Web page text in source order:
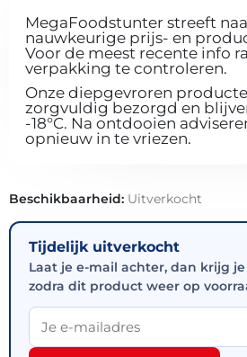
MegaFoodstunter streeft
nauwkeurige prijs- en
Voor de meest recente info
verpakking te controleren.
Onze diepgevroren
zorgvuldig bezorgd en
-18°C. Na ontdooien
opnieuw in te vriezen.
Beschikbaarheid: Uitverkocht
Tijdelijk uitverkocht
Laat je e-mail achter, dan krijg
zodra dit product weer op